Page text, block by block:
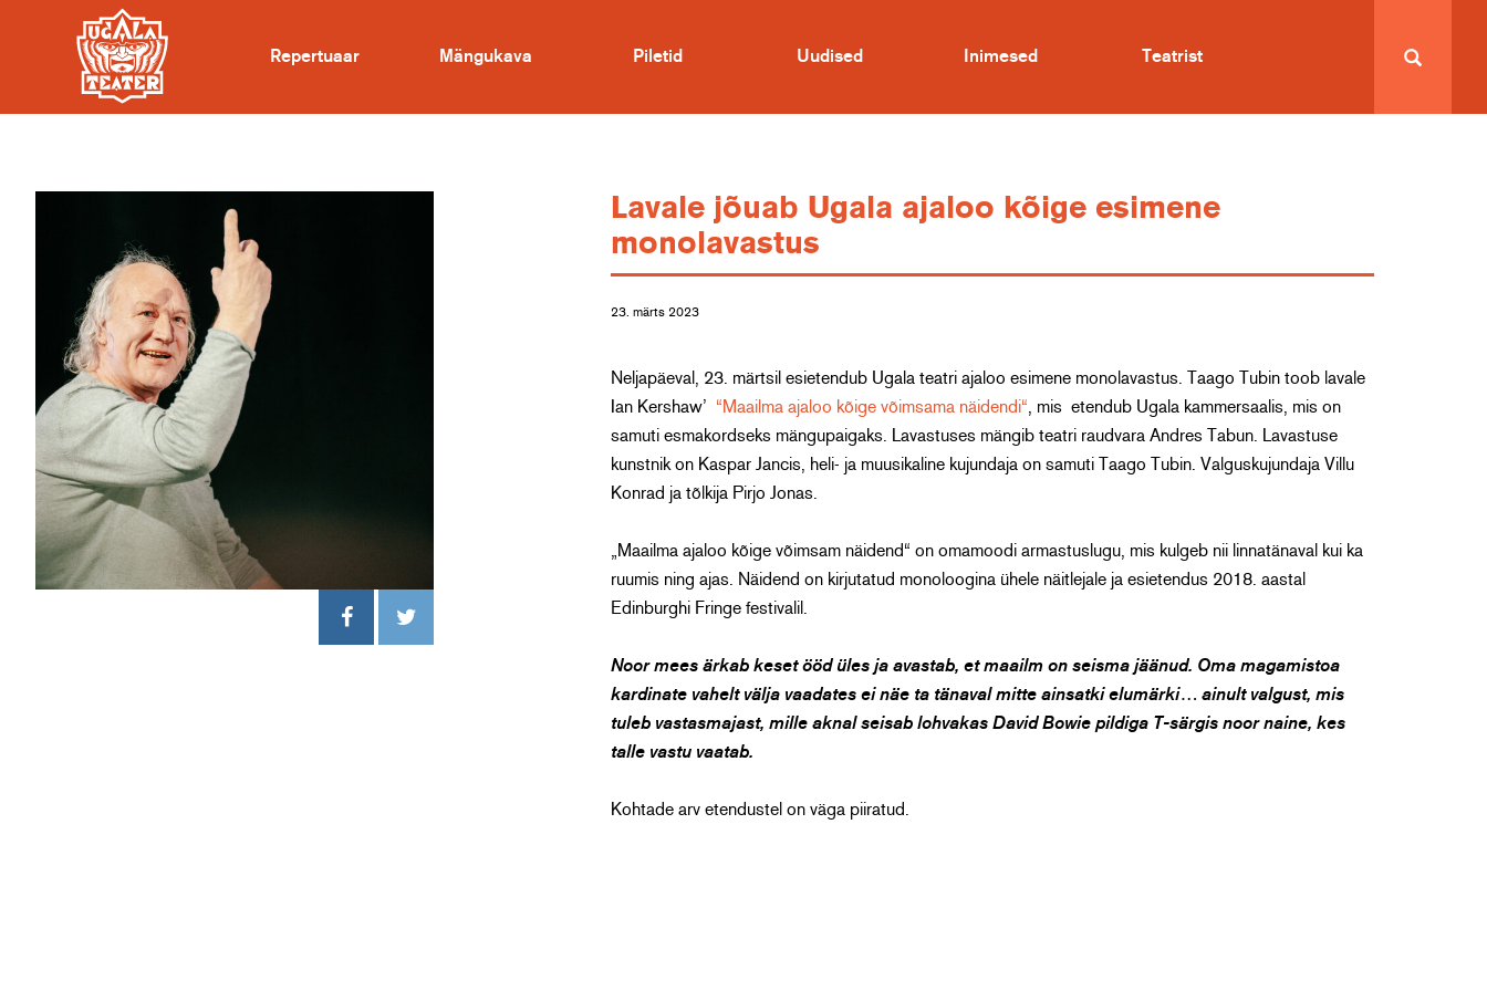
Repertuaar Mängukava Piletid Uudised Inimesed Teatrist
Lavale jõuab Ugala ajaloo kõige esimene
monolavastus
23. märts 2023
Neljapäeval, 23. märtsil esietendub Ugala teatri ajaloo esimene monolavastus. Taago Tubin toob lavale
Ian Kershaw’ “Maailma ajaloo kõige võimsama näidendi“ , mis etendub Ugala kammersaalis, mis on
samuti esmakordseks mängupaigaks. Lavastuses mängib teatri raudvara Andres Tabun. Lavastuse
kunstnik on Kaspar Jancis, heli- ja muusikaline kujundaja on samuti Taago Tubin. Valguskujundaja Villu
Konrad ja tõlkija Pirjo Jonas.
„Maailma ajaloo kõige võimsam näidend“ on omamoodi armastuslugu, mis kulgeb nii linnatänaval kui ka
ruumis ning ajas. Näidend on kirjutatud monoloogina ühele näitlejale ja esietendus 2018. aastal
Edinburghi Fringe festivalil.
Noor mees ärkab keset ööd üles ja avastab, et maailm on seisma jäänud. Oma magamistoa
kardinate vahelt välja vaadates ei näe ta tänaval mitte ainsatki elumärki… ainult valgust, mis
tuleb vastasmajast, mille aknal seisab lohvakas David Bowie pildiga T-särgis noor naine, kes
talle vastu vaatab.
Kohtade arv etendustel on väga piiratud.